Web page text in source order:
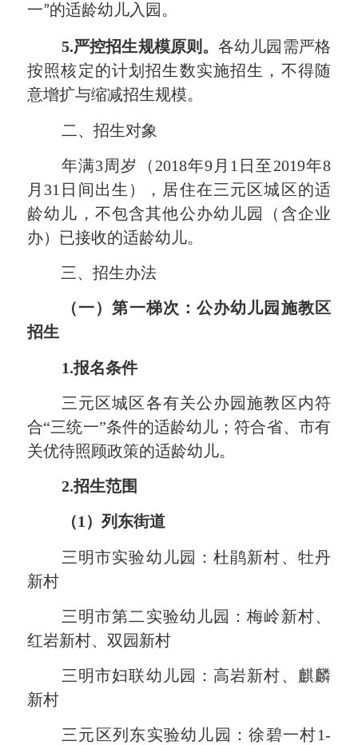
一”的适龄幼儿入园。
5.严控招生规模原则。各幼儿园需严格
按照核定的计划招生数实施招生，不得随
意增扩与缩减招生规模。
二、招生对象
年满3周岁（2018年9月1日至2019年8
月31日间出生），居住在三元区城区的适
龄幼儿 ， 不包含其他公办幼儿园（含企业
办）已接收的适龄幼儿。
三、招生办法
（一）第一梯次：公办幼儿园施教区
招生
1.报名条件
三元区城区各有关公办园施教区内符
合“三统一”条件的适龄幼儿 ；符合省、市有
关优待照顾政策的适龄幼儿。
2.招生范围
（1）列东街道
三明市实验幼儿园：杜鹃新村、牡丹
新村
三明市第二实验幼儿园：梅岭新村、
红岩新村、双园新村
三明市妇联幼儿园：高岩新村、麒麟
新村
三元区列东实验幼儿园：徐碧一村1-